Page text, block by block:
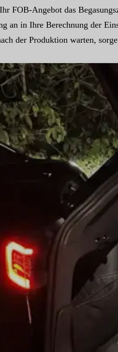
FOB-Angebot das
an in Ihre Berechnung der
der Produktion warten,